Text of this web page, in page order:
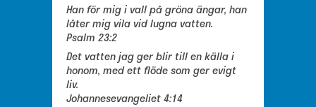
Han för mig i vall på gröna ängar, han
låter mig vila vid lugna vatten.
Psalm 23:2
Det vatten jag ger blir till en källa i
honom, med ett flöde som ger evigt
liv.
Johannesevangeliet 4:14